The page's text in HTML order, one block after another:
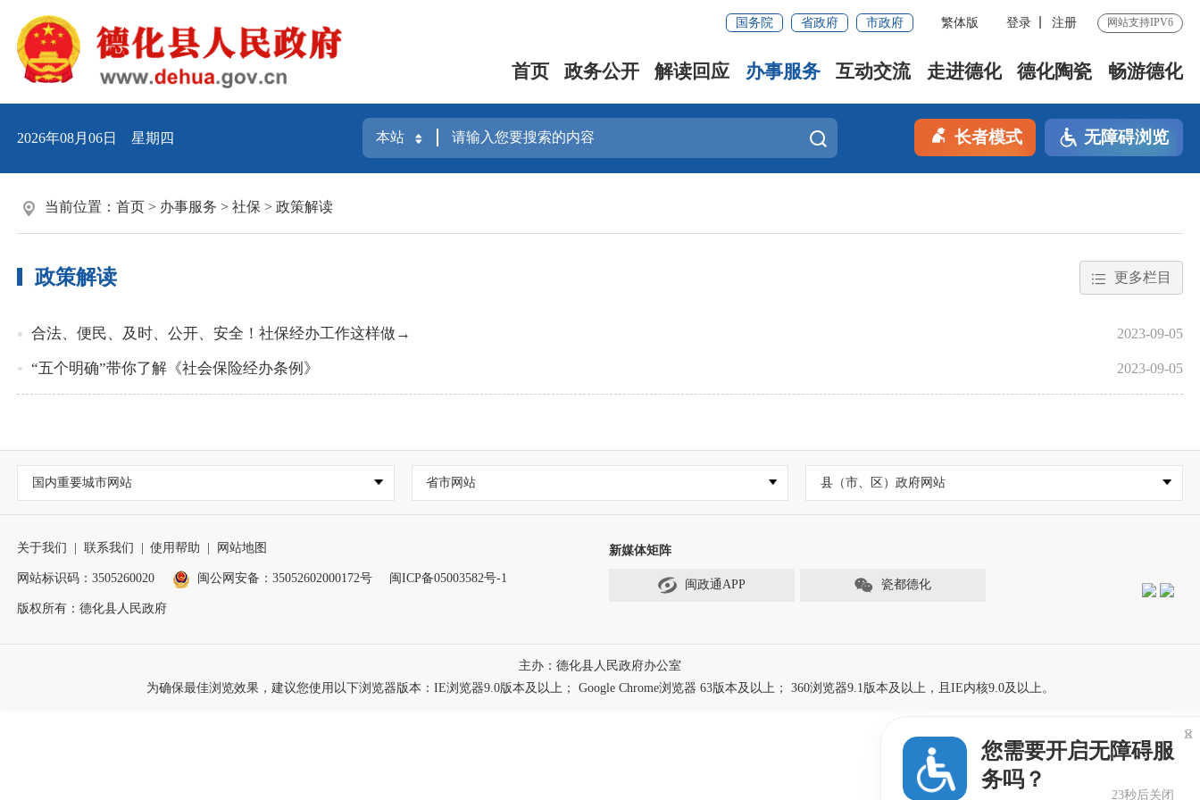
国务院 省政府 市政府 繁体版 登录 注册 网站支持IPV6
首页 政务公开 解读回应 办事服务 互动交流 走进德化 德化陶瓷 畅游德化
2026年08月06日 星期四 长者模式 无障碍浏览
当前位置： 首页 > 办事服务 > 社保 > 政策解读
政策解读 更多栏目
合法、便民、及时、公开、安全！社保经办工作这样做→ 2023-09-05
“五个明确”带你了解《社会保险经办条例》 2023-09-05
国内重要城市网站 省市网站 县（市、区）政府网站
关于我们 联系我们 使用帮助 网站地图
网站标识码：3505260020 闽公网安备：35052602000172号 闽ICP备05003582号-1
版权所有：德化县人民政府
新媒体矩阵
闽政通APP 瓷都德化
主办：德化县人民政府办公室
为确保最佳浏览效果，建议您使用以下浏览器版本：IE浏览器9.0版本及以上； Google Chrome浏览器 63版本及以上； 360浏览器9.1版本及以上，且IE内核9.0及以上。
您需要开启无障碍服
务吗？
23秒后关闭
